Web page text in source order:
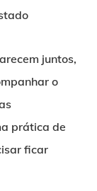
juntos,
o
prática de
ficar